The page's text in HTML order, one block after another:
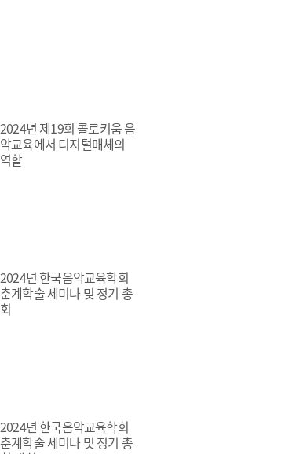
2024년 제19회 콜로키움 음
악교육에서 디지털매체의
역할
2024년 한국음악교육학회
춘계학술 세미나 및 정기 총
회
2024년 한국음악교육학회
춘계학술 세미나 및 정기 총